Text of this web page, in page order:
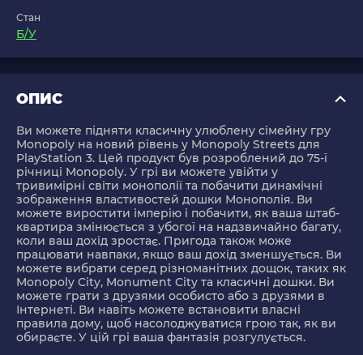
Стан
Б/У
ОПИС
Ви можете підняти класичну улюблену сімейну гру
Monopoly на новий рівень у Monopoly Streets для
PlayStation 3. Цей продукт був розроблений до 75-ї
річниці Monopoly. У грі ви можете увійти у
тривимірні світи монополії та побачити динамічні
зображення властивостей дошки Монополія. Ви
можете виростити імперію і побачити, як ваша штаб-
квартира змінюється з убогої на надзвичайно багату,
коли ваш дохід зростає. Пригода також може
працювати навпаки, якщо ваш дохід зменшується. Ви
можете вибрати серед різноманітних дощок, таких як
Monopoly City, Monument City та класичні дошки. Ви
можете грати з друзями особисто або з друзями в
Інтернеті. Ви навіть можете встановити власні
правила дому, щоб насолоджуватися грою так, як ви
обираєте. У цій грі ваша фантазія розгулується.